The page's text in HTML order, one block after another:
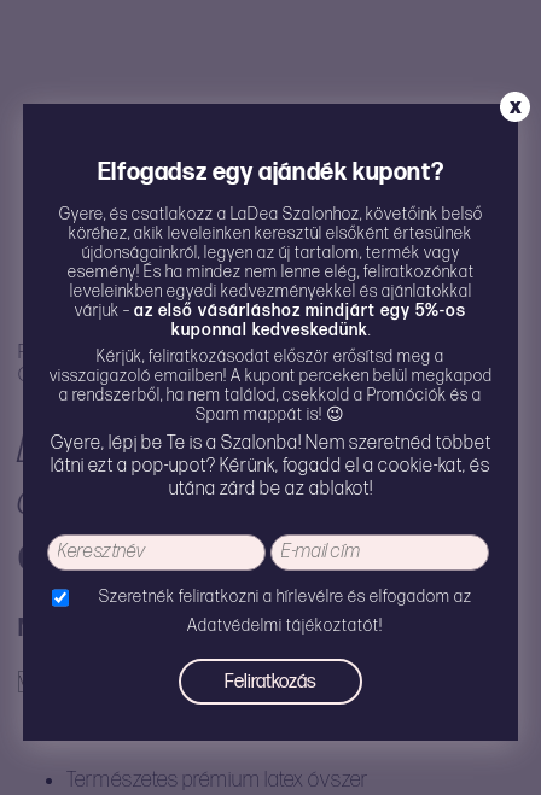
Főoldal Összes kategória/Egészség /Védekezés/
Óvszerek/Lelo HEX prémium óvszer (12 db)
Lelo HEX prémium óvszer (12
db)
6.990Ft
Méretválasztó
Természetes prémium latex óvszer
X
Elfogadsz egy ajándék kupont?
Gyere, és csatlakozz a LaDea Szalonhoz, követőink belső
köréhez, akik leveleinken keresztül elsőként értesülnek
újdonságainkról, legyen az új tartalom, termék vagy
esemény! És ha mindez nem lenne elég, feliratkozónkat
leveleinkben egyedi kedvezményekkel és ajánlatokkal
várjuk – az első vásárláshoz mindjárt egy 5%-os
kuponnal kedveskedünk.
Kérjük, feliratkozásodat először erősítsd meg a
visszaigazoló emailben! A kupont perceken belül megkapod
a rendszerből, ha nem találod, csekkold a Promóciók és a
Spam mappát is! 😉
Gyere, lépj be Te is a Szalonba! Nem szeretnéd többet
látni ezt a pop-upot? Kérünk, fogadd el a cookie-kat, és
utána zárd be az ablakot!
Szeretnék feliratkozni a hírlevélre és elfogadom az
Adatvédelmi tájékoztatót!